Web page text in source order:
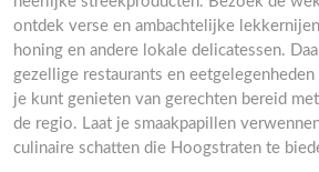
ontdek verse en ambachtelijke
honing en andere lokale delicatessen.
gezellige restaurants en
je kunt genieten van gerechten bereid
de regio. Laat je smaakpapillen
culinaire schatten die Hoogstraten te